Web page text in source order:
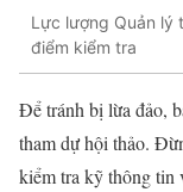
Lực lượng Quản lý
điểm kiểm tra
Để tránh bị lừa đảo,
tham dự hội thảo.
kiểm tra kỹ thông tin